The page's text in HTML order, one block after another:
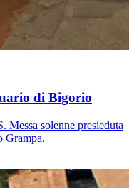
di Bigorio
Messa solenne presieduta
Grampa.